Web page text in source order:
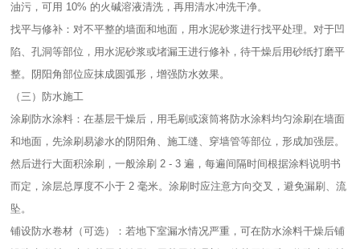
油污，可用 10% 的火碱溶液清洗，再用清水冲洗干净。​
找平与修补：对不平整的墙面和地面，用水泥砂浆进行找平处理。对于凹
陷、孔洞等部位，用水泥砂浆或堵漏王进行修补，待干燥后用砂纸打磨平
整。阴阳角部位应抹成圆弧形，增强防水效果。​
（三）防水施工​
涂刷防水涂料：在基层干燥后，用毛刷或滚筒将防水涂料均匀涂刷在墙面
和地面，先涂刷易渗水的阴阳角、施工缝、穿墙管等部位，形成加强层。
然后进行大面积涂刷，一般涂刷 2 - 3 遍，每遍间隔时间根据涂料说明书
而定，涂层总厚度不小于 2 毫米。涂刷时应注意方向交叉，避免漏刷、流
坠。​
铺设防水卷材（可选）：若地下室漏水情况严重，可在防水涂料干燥后铺